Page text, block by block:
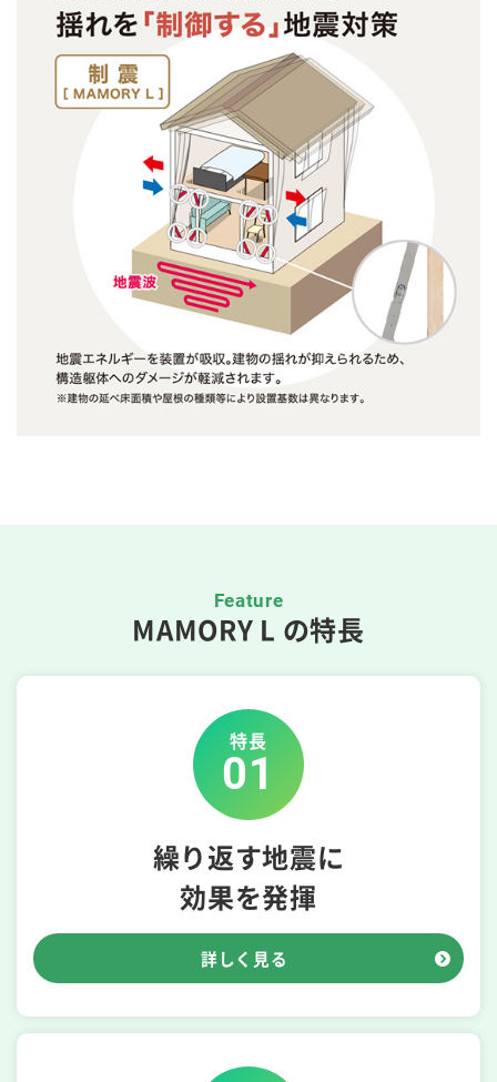
Feature
MAMORY L の特長
特長
01
繰り返す地震に
効果を発揮
詳しく見る